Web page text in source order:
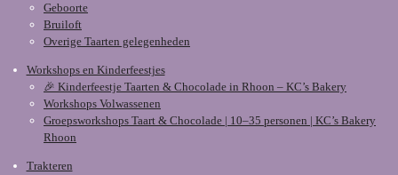
Geboorte
Bruiloft
Overige Taarten gelegenheden
Workshops en Kinderfeestjes
🎉 Kinderfeestje Taarten & Chocolade in Rhoon – KC’s Bakery
Workshops Volwassenen
Groepsworkshops Taart & Chocolade | 10–35 personen | KC’s Bakery
Rhoon
Trakteren